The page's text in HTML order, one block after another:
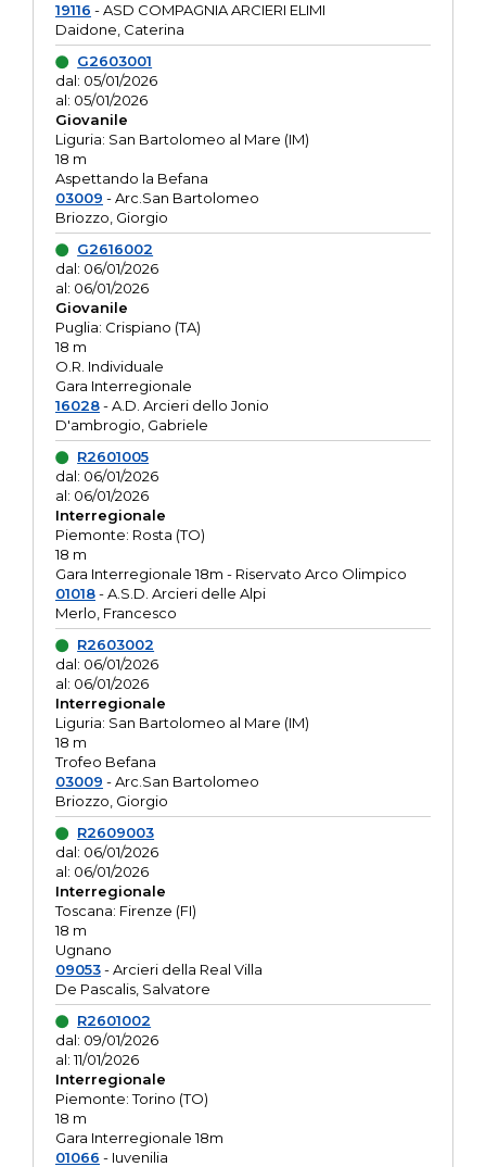
19116 - ASD COMPAGNIA ARCIERI ELIMI
Daidone, Caterina
G2603001
dal: 05/01/2026
al: 05/01/2026
Giovanile
Liguria: San Bartolomeo al Mare (IM)
18 m
Aspettando la Befana
03009 - Arc.San Bartolomeo
Briozzo, Giorgio
G2616002
dal: 06/01/2026
al: 06/01/2026
Giovanile
Puglia: Crispiano (TA)
18 m
O.R. Individuale
Gara Interregionale
16028- A.D. Arcieri dello Jonio
D'ambrogio, Gabriele
R2601005
dal: 06/01/2026
al: 06/01/2026
Interregionale
Piemonte: Rosta (TO)
18 m
Gara Interregionale 18m - Riservato Arco Olimpico
01018- A.S.D. Arcieri delle Alpi
Merlo, Francesco
R2603002
dal: 06/01/2026
al: 06/01/2026
Interregionale
Liguria: San Bartolomeo al Mare (IM)
18 m
Trofeo Befana
03009 - Arc.San Bartolomeo
Briozzo, Giorgio
R2609003
dal: 06/01/2026
al: 06/01/2026
Interregionale
Toscana: Firenze (FI)
18 m
Ugnano
09053- Arcieri della Real Villa
De Pascalis, Salvatore
R2601002
dal: 09/01/2026
al: 11/01/2026
Interregionale
Piemonte: Torino (TO)
18 m
Gara Interregionale 18m
01066 - Iuvenilia